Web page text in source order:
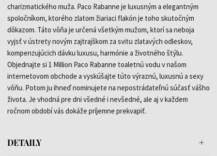
charizmatického muža. Paco Rabanne je luxusným a elegantným
spoločníkom, ktorého zlatom žiariaci flakón je toho skutočným
dôkazom. Táto vôňa je určená všetkým mužom, ktorí sa neboja
vyjsť v ústrety novým zajtrajškom za svitu zlatavých odleskov,
kompenzujúcich dávku luxusu, harmónie a životného štýlu.
Objednajte si 1 Million Paco Rabanne toaletnú vodu v našom
internetovom obchode a vyskúšajte túto výraznú, luxusnú a sexy
vôňu. Potom ju ihneď nominujete na nepostrádateľnú súčasť vášho
života. Je vhodná pre dni všedné i nevšedné, ale aj v každem
ročnom období vás dokáže príjemne prekvapiť.
DETAILY